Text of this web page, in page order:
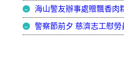
海山警友辦事處贈飄香肉
警察節前夕 慈濟志工慰勞